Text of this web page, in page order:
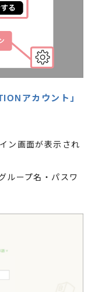
アカウント」
ン画面が表示され
ループ名・パスワ